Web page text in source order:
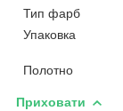
Тип фарб
Упаковка
Полотно
Приховати